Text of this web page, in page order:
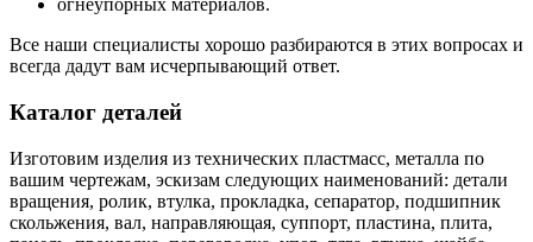
огнеупорных материалов.
Все наши специалисты хорошо разбираются в этих вопросах и
всегда дадут вам исчерпывающий ответ.
Каталог деталей
Изготовим изделия из технических пластмасс, металла по
вашим чертежам, эскизам следующих наименований: детали
вращения, ролик, втулка, прокладка, сепаратор, подшипник
скольжения, вал, направляющая, суппорт, пластина, плита,